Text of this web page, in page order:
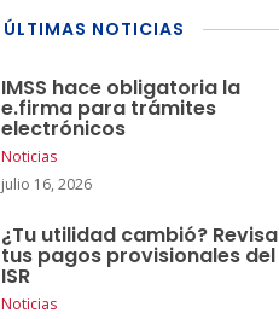
ÚLTIMAS NOTICIAS
IMSS hace obligatoria la
e.firma para trámites
electrónicos
Noticias
julio 16, 2026
¿Tu utilidad cambió? Revisa
tus pagos provisionales del
ISR
Noticias